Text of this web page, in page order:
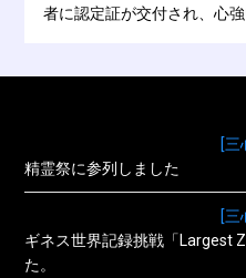
者に認定証が交付され、心
[三
精霊祭に参列しました
[三
ギネス世界記録挑戦「Largest
た。